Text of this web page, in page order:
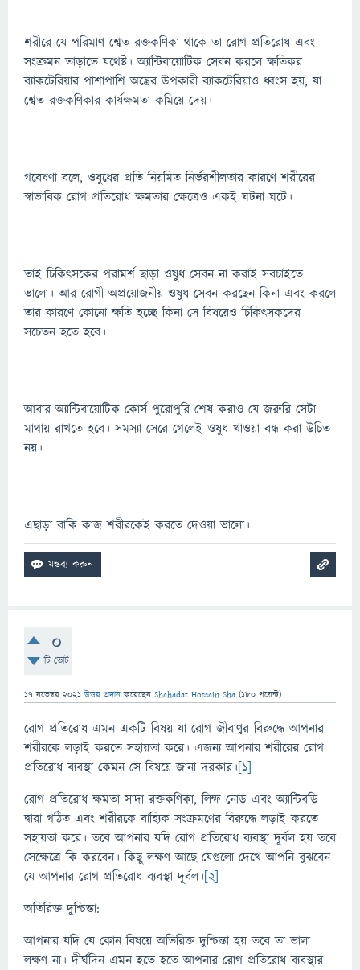
শরীরে যে পরিমাণ শ্বেত রক্তকণিকা থাকে তা রোগ প্রতিরোধ এবং
সংক্রমন তাড়াতে যথেষ্ট। অ্যান্টিবায়োটিক সেবন করলে ক্ষতিকর
ব্যাকটেরিয়ার পাশাপাশি অন্ত্রের উপকারী ব্যাকটেরিয়াও ধ্বংস হয়, যা
শ্বেত রক্তকণিকার কার্যক্ষমতা কমিয়ে দেয়।
গবেষণা বলে, ওষুধের প্রতি নিয়মিত নির্ভরশীলতার কারণে শরীরের
স্বাভাবিক রোগ প্রতিরোধ ক্ষমতার ক্ষেত্রেও একই ঘটনা ঘটে।
তাই চিকিৎসকের পরামর্শ ছাড়া ওষুধ সেবন না করাই সবচাইতে
ভালো। আর রোগী অপ্রয়োজনীয় ওষুধ সেবন করছেন কিনা এবং করলে
তার কারণে কোনো ক্ষতি হচ্ছে কিনা সে বিষয়েও চিকিৎসকদের
সচেতন হতে হবে।
আবার অ্যান্টিবায়োটিক কোর্স পুরোপুরি শেষ করাও যে জরুরি সেটা
মাথায় রাখতে হবে। সমস্যা সেরে গেলেই ওষুধ খাওয়া বন্ধ করা উচিত
নয়।
এছাড়া বাকি কাজ শরীরকেই করতে দেওয়া ভালো।
0
টি ভোট
17 নভেম্বর 2021 উত্তর প্রদান করেছেন Shahadat Hossain Sha (180 পয়েন্ট)
রোগ প্রতিরোধ এমন একটি বিষয় যা রোগ জীবাণুর বিরুদ্ধে আপনার
শরীরকে লড়াই করতে সহায়তা করে। এজন্য আপনার শরীরের রোগ
প্রতিরোধ ব্যবস্থা কেমন সে বিষয়ে জানা দরকার।[1]
রোগ প্রতিরোধ ক্ষমতা সাদা রক্তকণিকা, লিম্ফ নোড এবং অ্যান্টিবডি
দ্বারা গঠিত এবং শরীরকে বাহ্যিক সংক্রমণের বিরুদ্ধে লড়াই করতে
সহায়তা করে। তবে আপনার যদি রোগ প্রতিরোধ ব্যবস্থা দূর্বল হয় তবে
সেক্ষেত্রে কি করবেন। কিছু লক্ষণ আছে যেগুলো দেখে আপনি বুঝবেন
যে আপনার রোগ প্রতিরোধ ব্যবস্থা দূর্বল।[2]
অতিরিক্ত দুশ্চিন্তা:
আপনার যদি যে কোন বিষয়ে অতিরিক্ত দুশ্চিন্তা হয় তবে তা ভালা
লক্ষণ না। দীর্ঘদিন এমন হতে হতে আপনার রোগ প্রতিরোধ ব্যবস্থার